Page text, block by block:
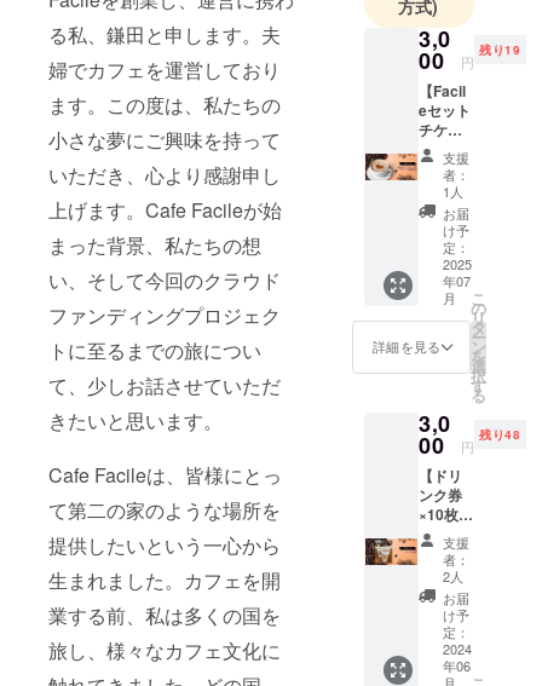
る私、鎌田と申します。夫
婦でカフェを運営しており
ます。この度は、私たちの
小さな夢にご興味を持って
いただき、心より感謝申し
上げます。Cafe Facileが始
まった背景、私たちの想
い、そして今回のクラウド
ファンディングプロジェク
トに至るまでの旅につい
て、少しお話させていただ
きたいと思います。
Cafe Facileは、皆様にとっ
て第二の家のような場所を
提供したいという一心から
生まれました。カフェを開
業する前、私は多くの国を
旅し、様々なカフェ文化に
方式)
3,0
00 円
残り19
【Facil
eセット
チケッ
ト1枚
+ラテ
アート
教室参
加券】
【Facil
eセット
チケッ
ト】
1,000円
分
（1,000
円×1
ンド
ウィッ
チ、
セット
ポテ
ト、ド
リン
ク。 ・
現金へ
の交換
はでき
ませ
ん。お
つりは
支援
者：
1人
お届
け予
定：
2025
年07
月
詳細を見る
こ
の
リ
タ
ー
ン
を
選
択
す
る
3,0
00 円
残り48
【ドリ
ンク券
×10枚】
・現金
への交
換はで
きませ
ん。お
つりは
でませ
ん。 ・
支援
者：
2人
お届
け予
定：
2024
年06
月